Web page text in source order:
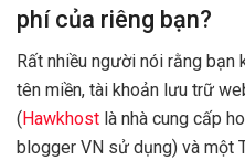
phí của riêng bạn?
Rất nhiều người nói rằng bạn
tên miền, tài khoản lưu trữ
( Hawkhost là nhà cung cấp
blogger VN sử dụng) và một